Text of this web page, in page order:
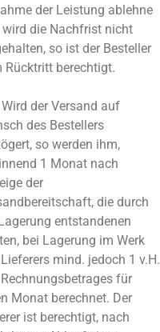
der Leistung ablehne
wird die Nachfrist nicht
so ist der Besteller
Rücktritt berechtigt.
der Versand auf
des Bestellers
so werden ihm,
1 Monat nach
der
die durch
entstandenen
bei Lagerung im Werk
mind. jedoch 1 v.H.
für
Monat berechnet. Der
ist berechtigt, nach